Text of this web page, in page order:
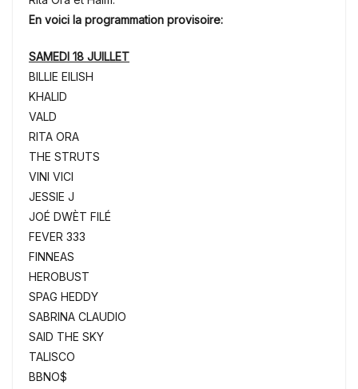
En voici la programmation provisoire:
SAMEDI 18 JUILLET
BILLIE EILISH
KHALID
VALD
RITA ORA
THE STRUTS
VINI VICI
JESSIE J
JOÉ DWÈT FILÉ
FEVER 333
FINNEAS
HEROBUST
SPAG HEDDY
SABRINA CLAUDIO
SAID THE SKY
TALISCO
BBNO$